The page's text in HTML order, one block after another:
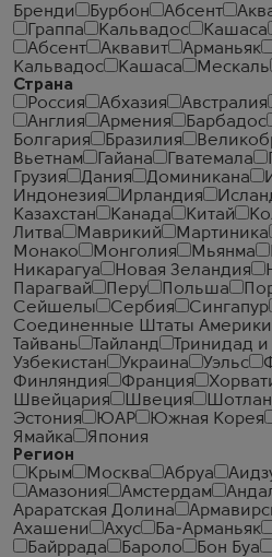
Бренди
Бурбон Абсент
Граппа
Кальвадос Кашаса
Абсент
Аквавит Арманьяк
Кальвадос
Кашаса Мескаль
Страна
Россия
Абхазия Австралия
Англия
Армения Барбадос
Болгария
Бразилия
Вьетнам
Гайана Гватемала
Грузия
Дания Доминикана
Индонезия
Ирландия
Казахстан
Канада Китай
Литва
Маврикий Мартиника
Монако
Монголия Мьянма
Никарагуа
Новая Зеландия
Парагвай
Перу Польша
Сейшелы
Сербия Сингапур
Соединенные Штаты Америки
Тайвань
Тайланд Тринидад
Узбекистан
Украина Уэльс
Финляндия
Франция
Швейцария
Швеция
Эстония
ЮАР Южная Корея
Ямайка
Япония
Регион
Крым
Москва Абруа
Амазония
Амстердам
Араратская Долина
Ахашени
Ахус Ба-Арманьяк
Байррада
Бароло Бон Буа